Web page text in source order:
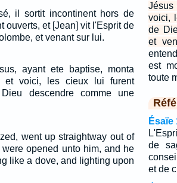
il sortit incontinent hors de
ouverts, et [Jean] vit l'Esprit de
et venant sur lui.
ayant ete baptise, monta
et voici, les cieux lui furent
descendre comme une
went up straightway out of
opened unto him, and he
like a dove, and lighting upon
Jésus
voici,
de
et
est
toute
Ésaïe
de
et de